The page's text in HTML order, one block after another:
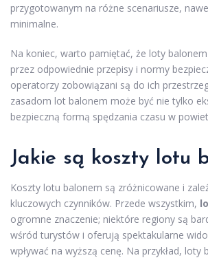
przygotowanym na różne scenariusze,
minimalne.
Na koniec, warto pamiętać, że loty
przez odpowiednie przepisy i normy
operatorzy zobowiązani są do ich
zasadom lot balonem może być nie tylko
bezpieczną formą spędzania czasu w
Jakie są koszty lotu
Koszty lotu balonem są zróżnicowane i
kluczowych czynników. Przede wszystkim,
ogromne znaczenie; niektóre regiony są
wśród turystów i oferują spektakularne
wpływać na wyższą cenę. Na przykład, loty